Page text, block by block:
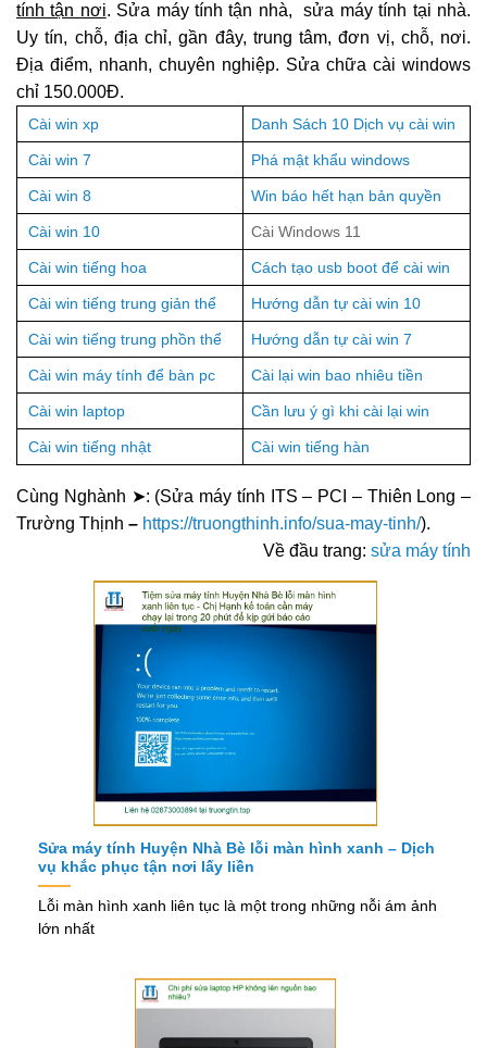
tính tận nơi. Sửa máy tính tận nhà, sửa máy tính tại nhà.
Uy tín, chỗ, địa chỉ, gần đây, trung tâm, đơn vị, chỗ, nơi.
Địa điểm, nhanh, chuyên nghiệp. Sửa chữa cài windows
chỉ 150.000Đ.
Cài win xp Danh Sách 10 Dịch vụ cài win
Cài win 7 Phá mật khẩu windows
Cài win 8 Win báo hết hạn bản quyền
Cài win 10 Cài Windows 11
Cài win tiếng hoa Cách tạo usb boot để cài win
Cài win tiếng trung giản thể Hướng dẫn tự cài win 10
Cài win tiếng trung phồn thể Hướng dẫn tự cài win 7
Cài win máy tính để bàn pc Cài lại win bao nhiêu tiền
Cài win laptop Cần lưu ý gì khi cài lại win
Cài win tiếng nhật Cài win tiếng hàn
Cùng Nghành ➤: (Sửa máy tính ITS – PCI – Thiên Long –
Trường Thịnh – https://truongthinh.info/sua-may-tinh/).
Về đầu trang: sửa máy tính
Sửa máy tính Huyện Nhà Bè lỗi màn hình xanh – Dịch
vụ khắc phục tận nơi lấy liền
Lỗi màn hình xanh liên tục là một trong những nỗi ám ảnh
lớn nhất